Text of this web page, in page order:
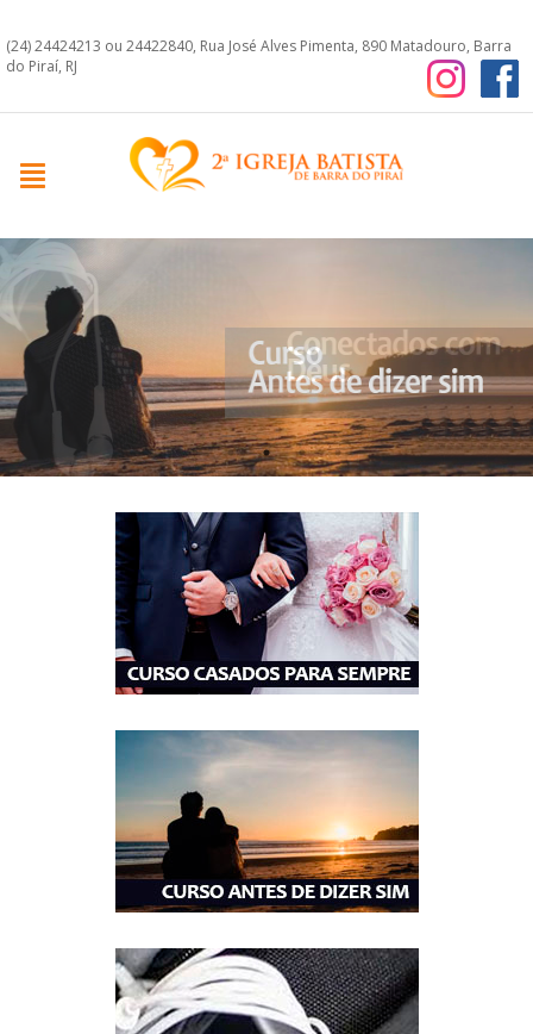
(24) 24424213 ou 24422840, Rua José Alves Pimenta, 890 Matadouro, Barra
do Piraí, RJ